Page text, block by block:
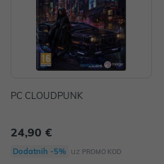
PC CLOUDPUNK
24,90 €
Dodatnih -5% uz PROMO KOD